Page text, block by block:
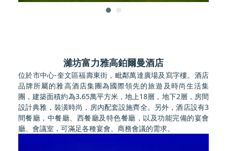
濰坊富力雅高鉑爾曼酒店
位於市中心-奎文區福壽東街，毗鄰萬達廣場及寫字樓。酒店
品牌所屬的雅高酒店集團為國際領先的旅遊及時尚生活集
團，建築面積約為3.65萬平方米，地上18層，地下2層，房間
設計典雅，裝潢時尚，房內配套設施齊全。另外，酒店設有3
間餐廳，中餐廳、西餐廳及特色餐廳，以及功能完備的宴會
廳、會議室，可滿足各種宴會、商務會議的需求。